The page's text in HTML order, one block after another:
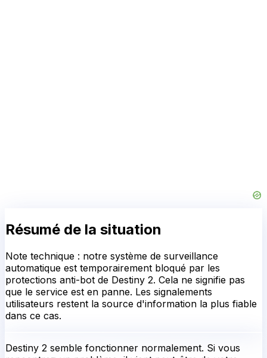
Résumé de la situation
Note technique : notre système de surveillance
automatique est temporairement bloqué par les
protections anti-bot de Destiny 2. Cela ne signifie pas
que le service est en panne. Les signalements
utilisateurs restent la source d'information la plus fiable
dans ce cas.
Destiny 2 semble fonctionner normalement. Si vous